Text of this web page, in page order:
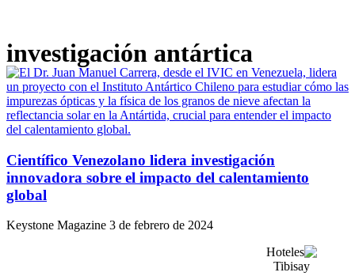
investigación antártica
Científico Venezolano lidera investigación
innovadora sobre el impacto del calentamiento
global
Keystone Magazine 3 de febrero de 2024